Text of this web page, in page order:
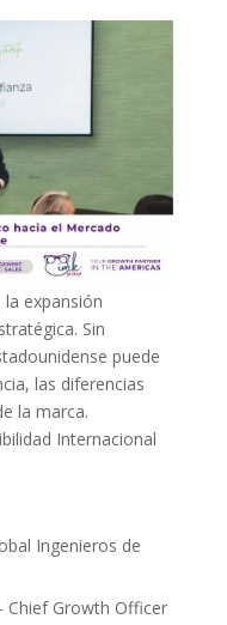
expansión
Sin
puede
las diferencias
la marca.
Internacional
Ingenieros de
Chief Growth Officer